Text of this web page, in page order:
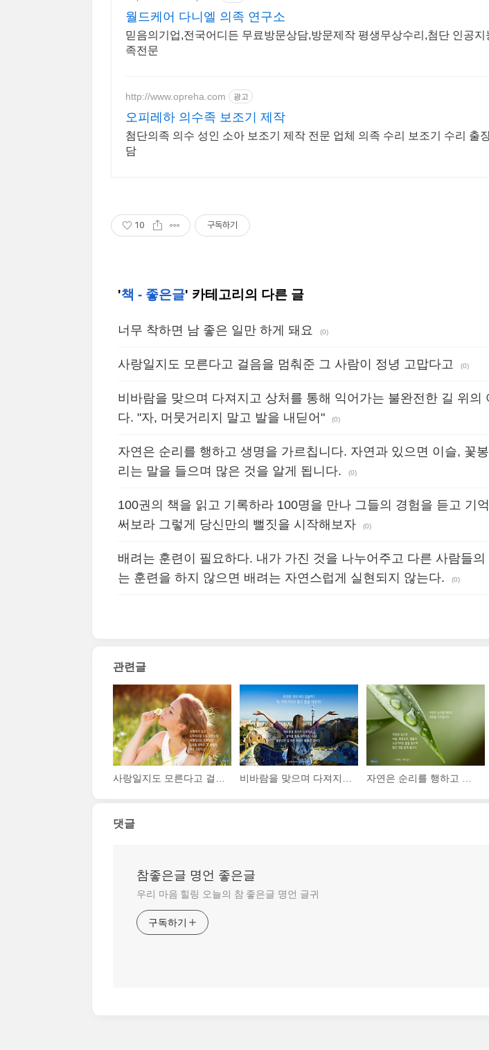
월드케어 다니엘 의족 연구소
믿음의기업,전국어디든 무료방문상담,방문제작 평생무상수리,첨단 인공지
족전문
http://www.opreha.com 광고
오피레하 의수족 보조기 제작
첨단의족 의수 성인 소아 보조기 제작 전문 업체 의족 수리 보조기 수리 출
담
10 구독하기
'책 - 좋은글' 카테고리의 다른 글
너무 착하면 남 좋은 일만 하게 돼요 (0)
사랑일지도 모른다고 걸음을 멈춰준 그 사람이 정녕 고맙다고 (0)
비바람을 맞으며 다져지고 상처를 통해 익어가는 불완전한 길 위의
다. "자, 머뭇거리지 말고 발을 내딛어"
(0)
자연은 순리를 행하고 생명을 가르칩니다. 자연과 있으면 이슬, 꽃
리는 말을 들으며 많은 것을 알게 됩니다.
(0)
100권의 책을 읽고 기록하라 100명을 만나 그들의 경험을 듣고 기
써보라 그렇게 당신만의 뻘짓을 시작해보자
(0)
배려는 훈련이 필요하다. 내가 가진 것을 나누어주고 다른 사람들
는 훈련을 하지 않으면 배려는 자연스럽게 실현되지 않는다.
(0)
관련글
댓글
참좋은글 명언 좋은글
우리 마음 힐링 오늘의 참 좋은글 명언 글귀
구독하기